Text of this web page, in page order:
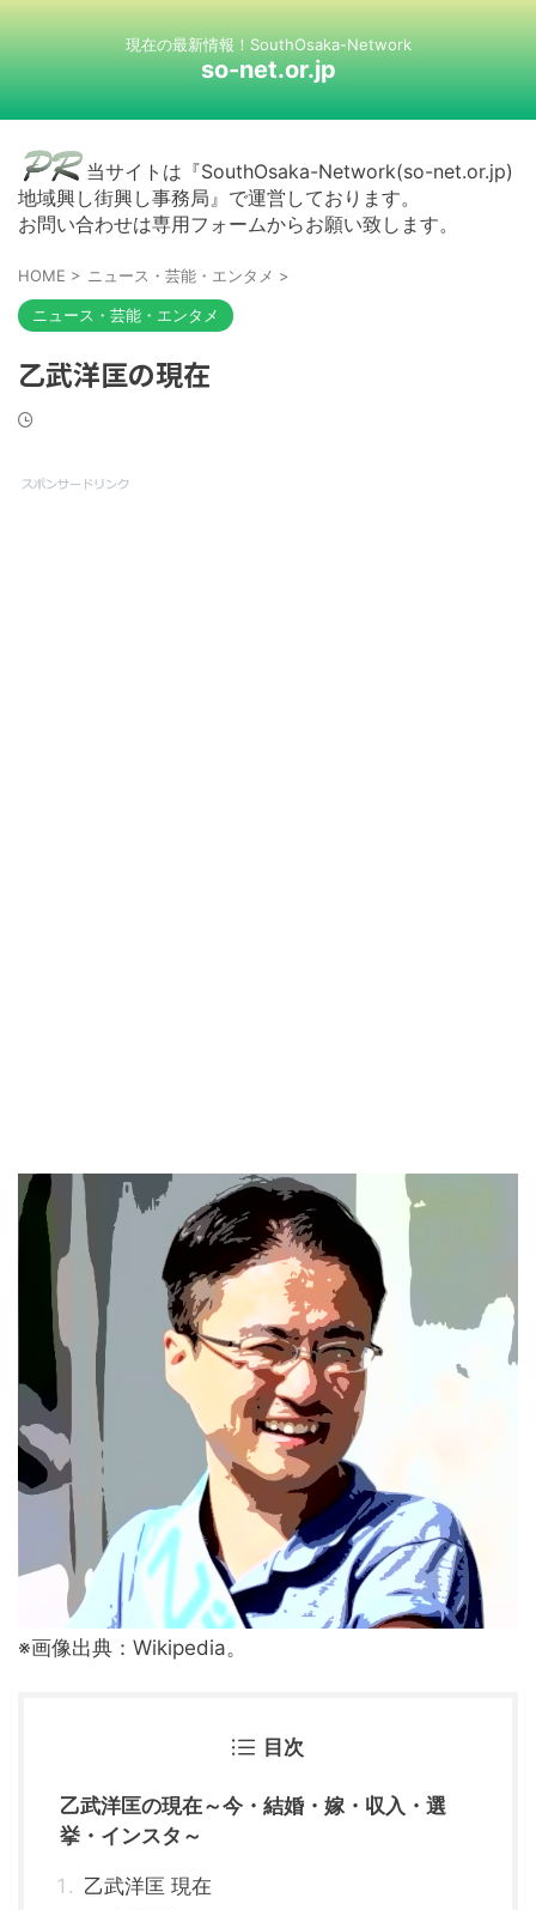
現在の最新情報！SouthOsaka-Network
so-net.or.jp
当サイトは『SouthOsaka-Network(so-net.or.jp)
地域興し街興し事務局』で運営しております。
お問い合わせは専用フォームからお願い致します。
HOME > ニュース・芸能・エンタメ >
ニュース・芸能・エンタメ
乙武洋匡の現在
※画像出典：Wikipedia。
目次
乙武洋匡の現在～今・結婚・嫁・収入・選
挙・インスタ～
乙武洋匡 現在